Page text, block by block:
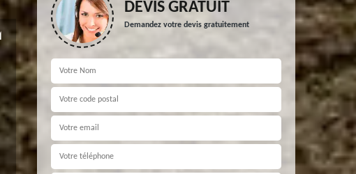
DEVIS GRATUIT
Demandez votre devis gratuitement